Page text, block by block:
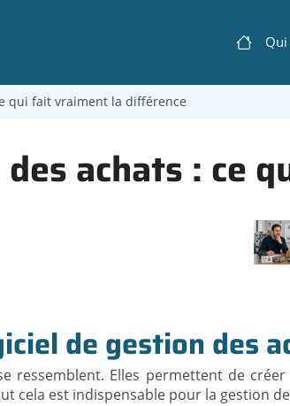
qui fait vraiment la différence
achats : ce
de gestion des
ressemblent. Elles permettent de
cela est indispensable pour la gestion